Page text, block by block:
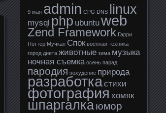
9 мая admin CPG DNS linux
mysql php ubuntuweb
Zend Framework Гарри
Поттер Мучкап Спок военная техника
город диета животные зима музыка
ночная съемка осень парад
пародия похудение природа
разработкастихи
фотография хомяк
шпаргалкаюмор